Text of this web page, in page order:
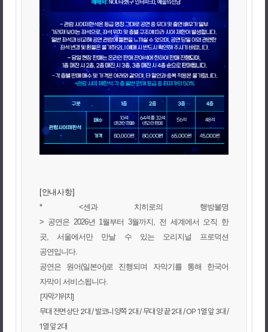
[안내사항]
* <센과 치히로의 행방불명
> 공연은 2026년 1월부터 3월까지, 전 세계에서 오직 한
곳,서울에서만 만날 수 있는 오리지널 프로덕션
공연입니다.
공연은 원어(일본어)로 진행되며 자막기를 통해 한국어
자막이 서비스됩니다.
[자막기위치]
무대 전면 상단 2대 / 발코니 양쪽 2대 / 무대 양 끝 2대 / OP 1열 앞 3대 /
1열 앞 2대